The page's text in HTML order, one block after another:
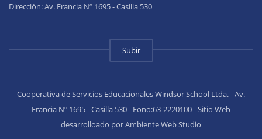
Dirección: Av. Francia Nº 1695 - Casilla 530
Subir
Cooperativa de Servicios Educacionales Windsor School Ltda. - Av.
Francia Nº 1695 - Casilla 530 - Fono:63-2220100 - Sitio Web
desarrolloado por Ambiente Web Studio